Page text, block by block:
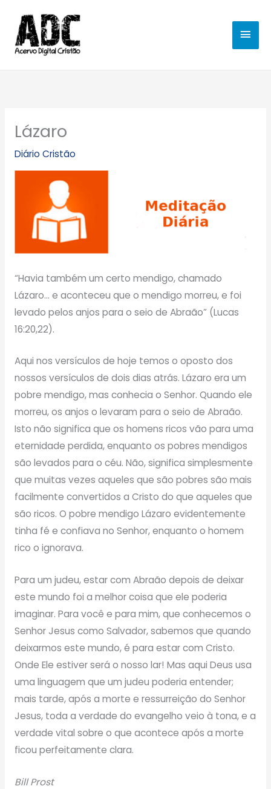
para
conteúdo
Lázaro
Diário Cristão
“Havia também um certo mendigo, chamado
Lázaro… e aconteceu que o mendigo morreu, e foi
levado pelos anjos para o seio de Abraão” (Lucas
16:20,22).
Aqui nos versículos de hoje temos o oposto dos
nossos versículos de dois dias atrás. Lázaro era um
pobre mendigo, mas conhecia o Senhor. Quando ele
morreu, os anjos o levaram para o seio de Abraão.
Isto não significa que os homens ricos vão para uma
eternidade perdida, enquanto os pobres mendigos
são levados para o céu. Não, significa simplesmente
que muitas vezes aqueles que são pobres são mais
facilmente convertidos a Cristo do que aqueles que
são ricos. O pobre mendigo Lázaro evidentemente
tinha fé e confiava no Senhor, enquanto o homem
rico o ignorava.
Para um judeu, estar com Abraão depois de deixar
este mundo foi a melhor coisa que ele poderia
imaginar. Para você e para mim, que conhecemos o
Senhor Jesus como Salvador, sabemos que quando
deixarmos este mundo, é para estar com Cristo.
Onde Ele estiver será o nosso lar! Mas aqui Deus usa
uma linguagem que um judeu poderia entender;
mais tarde, após a morte e ressurreição do Senhor
Jesus, toda a verdade do evangelho veio à tona, e a
verdade vital sobre o que acontece após a morte
ficou perfeitamente clara.
Bill Prost